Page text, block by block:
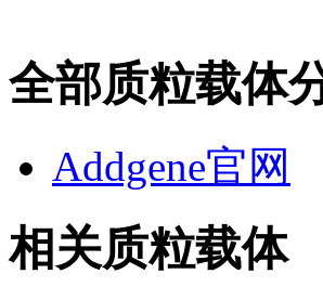
全部质粒载体
Addgene官网
相关质粒载体